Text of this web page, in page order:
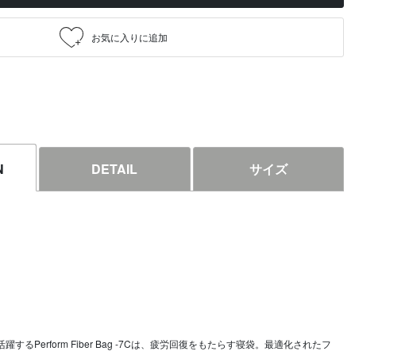
DETAIL サイズ
躍するPerform Fiber Bag -7Cは、疲労回復をもたらす寝袋。最適化されたフ